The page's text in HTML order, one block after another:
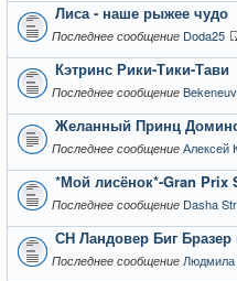
Лиса - наше рыжее чудо
Последнее сообщение Doda25
Кэтринс Рики-Тики-Тави
Последнее сообщение
Желанный Принц
Последнее сообщение Алексей
*Мой лисёнок*-Gran Prix
Последнее сообщение Dasha
СН Ландовер Биг Бразер
Последнее сообщение Людмила